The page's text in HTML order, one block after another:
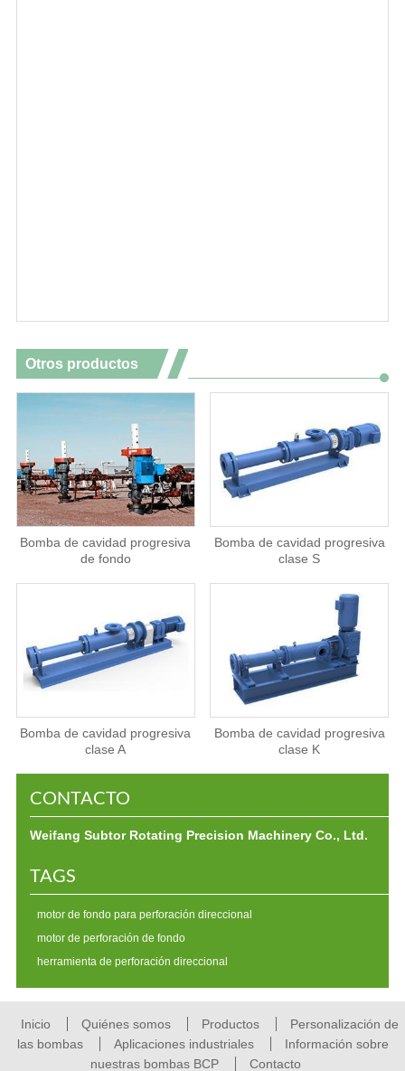
Otros productos
Bomba de cavidad progresiva
de fondo
Bomba de cavidad progresiva
clase S
Bomba de cavidad progresiva
clase A
Bomba de cavidad progresiva
clase K
CONTACTO
Weifang Subtor Rotating Precision Machinery Co., Ltd.
TAGS
motor de fondo para perforación direccional
motor de perforación de fondo
herramienta de perforación direccional
Inicio Quiénes somos Productos
Personalización de
las bombas
Aplicaciones industriales
Información sobre
nuestras bombas BCP
Contacto